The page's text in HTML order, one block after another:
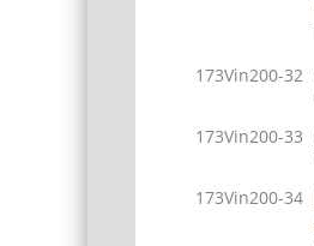
173Vin200-32
173Vin200-33
173Vin200-34